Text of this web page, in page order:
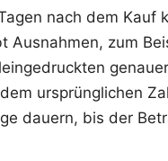
nach dem Kauf
Ausnahmen, zum
ursprünglichen
dauern, bis der